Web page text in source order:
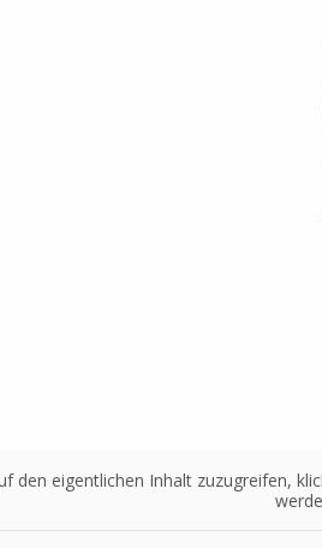
den eigentlichen Inhalt zuzugreifen,